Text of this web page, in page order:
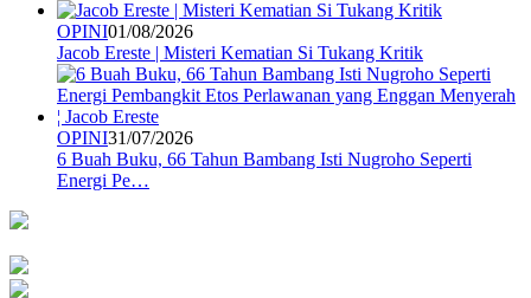
OPINI01/08/2026
Jacob Ereste | Misteri Kematian Si Tukang Kritik
OPINI31/07/2026
6 Buah Buku, 66 Tahun Bambang Isti Nugroho Seperti
Energi Pe…